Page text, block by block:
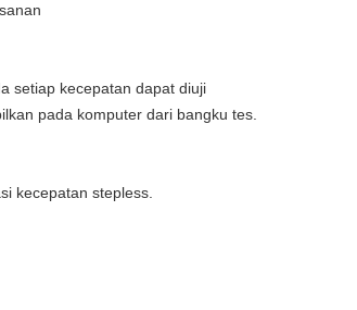
setiap kecepatan dapat diuji
pada komputer dari bangku tes.
kecepatan stepless.